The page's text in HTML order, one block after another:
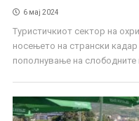
6 мај 2024
Туристичкиот сектор на
носењето на странски
пополнување на слободните